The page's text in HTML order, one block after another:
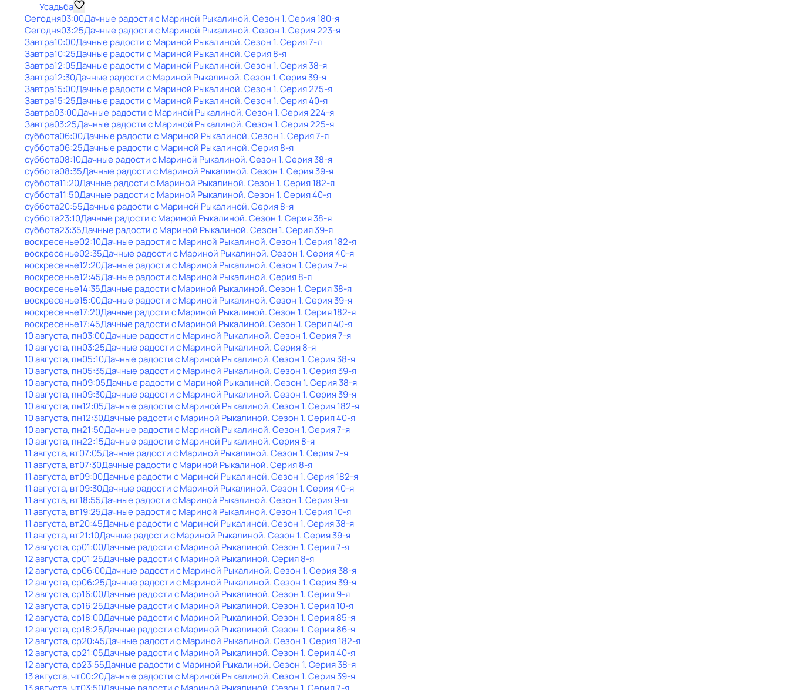
Усадьба
Сегодня03:00Дачные радости с Мариной Рыкалиной. Сезон 1. Серия 180-я
Сегодня03:25Дачные радости с Мариной Рыкалиной. Сезон 1. Серия 223-я
Завтра10:00Дачные радости с Мариной Рыкалиной. Сезон 1. Серия 7-я
Завтра10:25Дачные радости с Мариной Рыкалиной. Серия 8-я
Завтра12:05Дачные радости с Мариной Рыкалиной. Сезон 1. Серия 38-я
Завтра12:30Дачные радости с Мариной Рыкалиной. Сезон 1. Серия 39-я
Завтра15:00Дачные радости с Мариной Рыкалиной. Сезон 1. Серия 275-я
Завтра15:25Дачные радости с Мариной Рыкалиной. Сезон 1. Серия 40-я
Завтра03:00Дачные радости с Мариной Рыкалиной. Сезон 1. Серия 224-я
Завтра03:25Дачные радости с Мариной Рыкалиной. Сезон 1. Серия 225-я
суббота06:00Дачные радости с Мариной Рыкалиной. Сезон 1. Серия 7-я
суббота06:25Дачные радости с Мариной Рыкалиной. Серия 8-я
суббота08:10Дачные радости с Мариной Рыкалиной. Сезон 1. Серия 38-я
суббота08:35Дачные радости с Мариной Рыкалиной. Сезон 1. Серия 39-я
суббота11:20Дачные радости с Мариной Рыкалиной. Сезон 1. Серия 182-я
суббота11:50Дачные радости с Мариной Рыкалиной. Сезон 1. Серия 40-я
суббота20:55Дачные радости с Мариной Рыкалиной. Серия 8-я
суббота23:10Дачные радости с Мариной Рыкалиной. Сезон 1. Серия 38-я
суббота23:35Дачные радости с Мариной Рыкалиной. Сезон 1. Серия 39-я
воскресенье02:10Дачные радости с Мариной Рыкалиной. Сезон 1. Серия 182-я
воскресенье02:35Дачные радости с Мариной Рыкалиной. Сезон 1. Серия 40-я
воскресенье12:20Дачные радости с Мариной Рыкалиной. Сезон 1. Серия 7-я
воскресенье12:45Дачные радости с Мариной Рыкалиной. Серия 8-я
воскресенье14:35Дачные радости с Мариной Рыкалиной. Сезон 1. Серия 38-я
воскресенье15:00Дачные радости с Мариной Рыкалиной. Сезон 1. Серия 39-я
воскресенье17:20Дачные радости с Мариной Рыкалиной. Сезон 1. Серия 182-я
воскресенье17:45Дачные радости с Мариной Рыкалиной. Сезон 1. Серия 40-я
10 августа, пн03:00Дачные радости с Мариной Рыкалиной. Сезон 1. Серия 7-я
10 августа, пн03:25Дачные радости с Мариной Рыкалиной. Серия 8-я
10 августа, пн05:10Дачные радости с Мариной Рыкалиной. Сезон 1. Серия 38-я
10 августа, пн05:35Дачные радости с Мариной Рыкалиной. Сезон 1. Серия 39-я
10 августа, пн09:05Дачные радости с Мариной Рыкалиной. Сезон 1. Серия 38-я
10 августа, пн09:30Дачные радости с Мариной Рыкалиной. Сезон 1. Серия 39-я
10 августа, пн12:05Дачные радости с Мариной Рыкалиной. Сезон 1. Серия 182-я
10 августа, пн12:30Дачные радости с Мариной Рыкалиной. Сезон 1. Серия 40-я
10 августа, пн21:50Дачные радости с Мариной Рыкалиной. Сезон 1. Серия 7-я
10 августа, пн22:15Дачные радости с Мариной Рыкалиной. Серия 8-я
11 августа, вт07:05Дачные радости с Мариной Рыкалиной. Сезон 1. Серия 7-я
11 августа, вт07:30Дачные радости с Мариной Рыкалиной. Серия 8-я
11 августа, вт09:00Дачные радости с Мариной Рыкалиной. Сезон 1. Серия 182-я
11 августа, вт09:30Дачные радости с Мариной Рыкалиной. Сезон 1. Серия 40-я
11 августа, вт18:55Дачные радости с Мариной Рыкалиной. Сезон 1. Серия 9-я
11 августа, вт19:25Дачные радости с Мариной Рыкалиной. Сезон 1. Серия 10-я
11 августа, вт20:45Дачные радости с Мариной Рыкалиной. Сезон 1. Серия 38-я
11 августа, вт21:10Дачные радости с Мариной Рыкалиной. Сезон 1. Серия 39-я
12 августа, ср01:00Дачные радости с Мариной Рыкалиной. Сезон 1. Серия 7-я
12 августа, ср01:25Дачные радости с Мариной Рыкалиной. Серия 8-я
12 августа, ср06:00Дачные радости с Мариной Рыкалиной. Сезон 1. Серия 38-я
12 августа, ср06:25Дачные радости с Мариной Рыкалиной. Сезон 1. Серия 39-я
12 августа, ср16:00Дачные радости с Мариной Рыкалиной. Сезон 1. Серия 9-я
12 августа, ср16:25Дачные радости с Мариной Рыкалиной. Сезон 1. Серия 10-я
12 августа, ср18:00Дачные радости с Мариной Рыкалиной. Сезон 1. Серия 85-я
12 августа, ср18:25Дачные радости с Мариной Рыкалиной. Сезон 1. Серия 86-я
12 августа, ср20:45Дачные радости с Мариной Рыкалиной. Сезон 1. Серия 182-я
12 августа, ср21:05Дачные радости с Мариной Рыкалиной. Сезон 1. Серия 40-я
12 августа, ср23:55Дачные радости с Мариной Рыкалиной. Сезон 1. Серия 38-я
13 августа, чт00:20Дачные радости с Мариной Рыкалиной. Сезон 1. Серия 39-я